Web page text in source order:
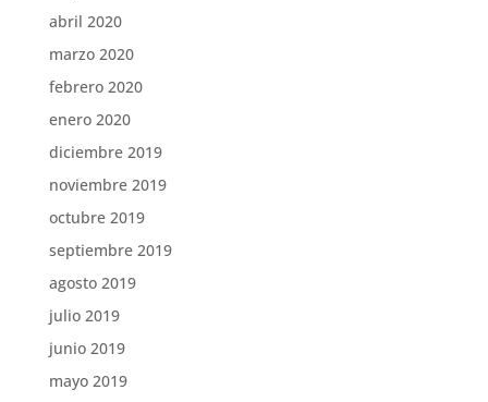
abril 2020
marzo 2020
febrero 2020
enero 2020
diciembre 2019
noviembre 2019
octubre 2019
septiembre 2019
agosto 2019
julio 2019
junio 2019
mayo 2019